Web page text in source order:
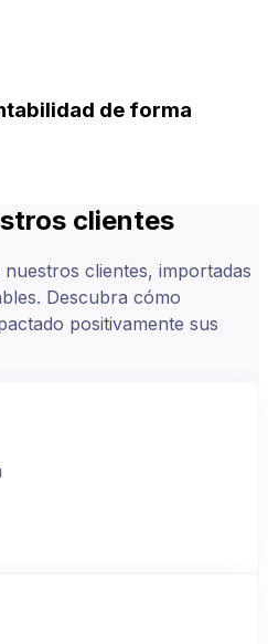
de forma
clientes
clientes, importadas
Descubra cómo
positivamente sus